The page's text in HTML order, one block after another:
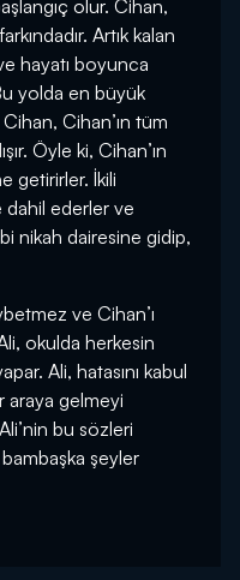
olur. Cihan,
Artık kalan
hayatı boyunca
yolda en büyük
Cihan’ın tüm
Öyle ki, Cihan’ın
getirirler. İkili
dahil ederler ve
nikah dairesine gidip,
ve Cihan’ı
okulda herkesin
Ali, hatasını kabul
araya gelmeyi
bu sözleri
şeyler